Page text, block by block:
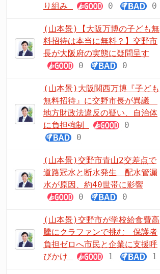
り組み
0 0
(山本景)【大阪万博の子ども無
料招待は本当に無料？】交野市
長が大阪府の実態に疑問呈す
0
0
(山本景)大阪関西万博『子ども
無料招待』に交野市長が異議
地方財政法違反の疑い、自治体
に負担強制
0
0
(山本景)交野市青山2交差点で
道路冠水と断水発生 配水管漏
水が原因、約40世帯に影響
0
0
(山本景)交野市が学校給食費高
騰にクラファンで挑む 保護者
負担ゼロへ市民と企業に支援呼
びかけ
1 1